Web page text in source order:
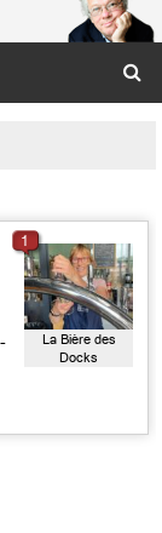
La Bière des
Docks
1